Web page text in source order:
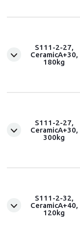
S111-2-27,
CeramicA+30,
180kg
S111-2-27,
CeramicA+30,
300kg
S111-2-32,
CeramicA+40,
120kg